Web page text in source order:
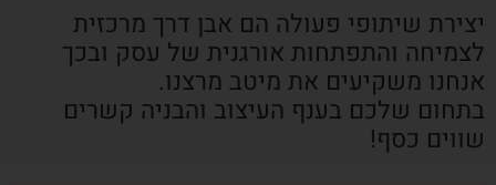
יצירת שיתופי פעולה הם אבן דרך מרכזית
לצמיחה והתפתחות אורגנית של עסק ובכך
אנחנו משקיעים את מיטב מרצנו.
בתחום שלכם בענף העיצוב והבניה קשרים
שווים כסף!